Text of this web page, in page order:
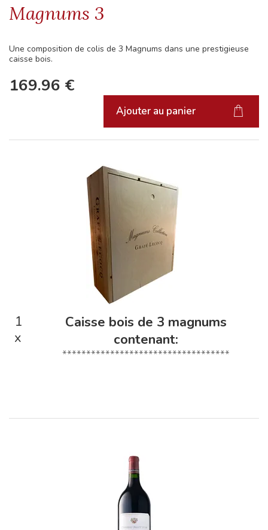
Magnums 3
Une composition de colis de 3 Magnums dans une prestigieuse
caisse bois.
169.96 €
Ajouter au panier
1
x
Caisse bois de 3 magnums
contenant:
***********************************